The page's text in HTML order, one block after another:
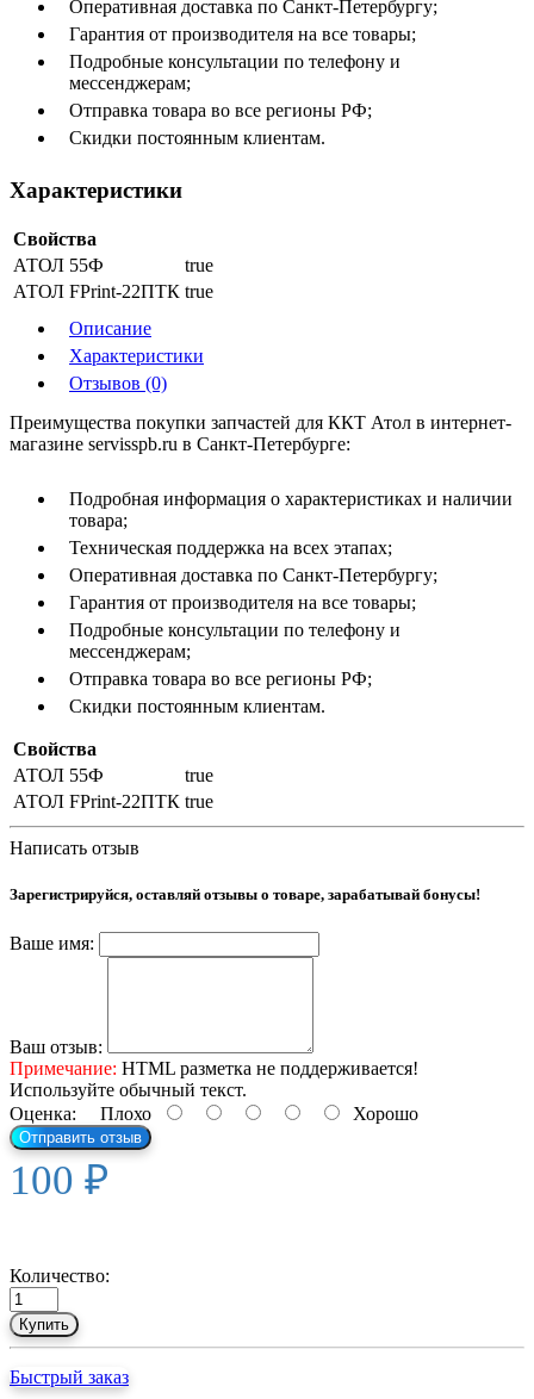
Оперативная доставка по Санкт-Петербургу;
Гарантия от производителя на все товары;
Подробные консультации по телефону и
мессенджерам;
Отправка товара во все регионы РФ;
Скидки постоянным клиентам.
Характеристики
Свойства
АТОЛ 55Ф
true
АТОЛ FPrint-22ПТК true
Описание
Характеристики
Отзывов (0)
Преимущества покупки запчастей для ККТ Атол в интернет-
магазине servisspb.ru в Санкт-Петербурге:
Подробная информация о характеристиках и наличии
товара;
Техническая поддержка на всех этапах;
Оперативная доставка по Санкт-Петербургу;
Гарантия от производителя на все товары;
Подробные консультации по телефону и
мессенджерам;
Отправка товара во все регионы РФ;
Скидки постоянным клиентам.
Свойства
АТОЛ 55Ф
true
АТОЛ FPrint-22ПТК true
Написать отзыв
Зарегистрируйся, оставляй отзывы о товаре, зарабатывай бонусы!
Ваше имя:
Ваш отзыв:
Примечание: HTML разметка не поддерживается!
Используйте обычный текст.
Оценка: Плохо Хорошо
Отправить отзыв
100 ₽
Количество:
Купить
Быстрый заказ